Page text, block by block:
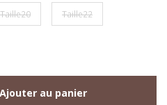
Taille20 Taille22
Ajouter au panier